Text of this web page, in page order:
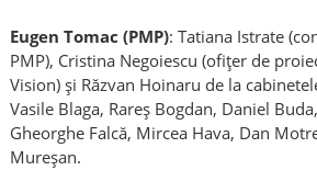
Eugen Tomac (PMP): Tatiana Istrate
PMP), Cristina Negoiescu (ofițer de
Vision) și Răzvan Hoinaru de la
Vasile Blaga, Rareș Bogdan, Daniel
Gheorghe Falcă, Mircea Hava, Dan
Mureșan.